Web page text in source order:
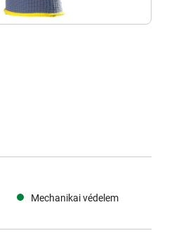
Mechanikai védelem